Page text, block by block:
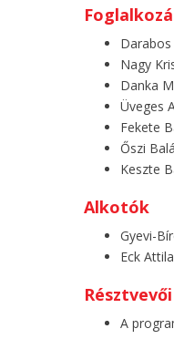
Nagy
Danka
Üveges
Fekete
Őszi
Keszte
Alkotók
Gyevi-
Eck Attila
A